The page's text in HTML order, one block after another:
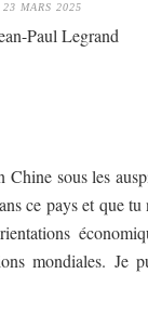
23 MARS 2025
Paul Legrand
sous les
ce pays et que tu
mondiales. Je